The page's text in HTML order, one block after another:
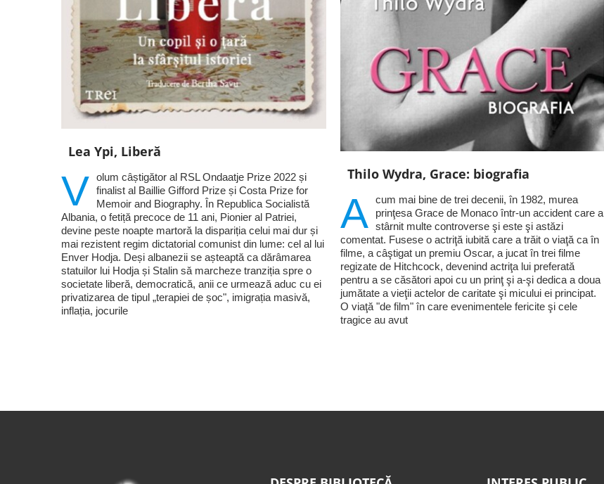
Lea Ypi, Liberă
V olum câștigător al RSL Ondaatje Prize 2022 și
finalist al Baillie Gifford Prize și Costa Prize for
Memoir and Biography. În Republica Socialistă
Albania, o fetiță precoce de 11 ani, Pionier al Patriei,
devine peste noapte martoră la dispariția celui mai dur și
mai rezistent regim dictatorial comunist din lume: cel al lui
Enver Hodja. Deși albanezii se așteaptă ca dărâmarea
statuilor lui Hodja și Stalin să marcheze tranziția spre o
societate liberă, democratică, anii ce urmează aduc cu ei
privatizarea de tipul „terapiei de șoc", imigrația masivă,
inflația, jocurile
Thilo Wydra, Grace: biografia
A
cum mai bine de trei decenii, în 1982, murea
prinţesa Grace de Monaco într-un accident care a
stârnit multe controverse şi este şi astăzi
comentat. Fusese o actriţă iubită care a trăit o viaţă ca în
filme, a câştigat un premiu Oscar, a jucat în trei filme
regizate de Hitchcock, devenind actriţa lui preferată
pentru a se căsători apoi cu un prinţ şi a-şi dedica a doua
jumătate a vieţii actelor de caritate şi micului ei principat.
O viaţă "de film" în care evenimentele fericite şi cele
tragice au avut